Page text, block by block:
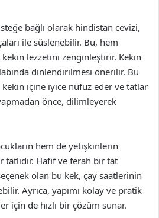
bağlı olarak hindistan cevizi,
ile süslenebilir. Bu, hem
lezzetini zenginleştirir. Kekin
dinlendirilmesi önerilir. Bu
içine iyice nüfuz eder ve tatlar
önce, dilimleyerek
hem de yetişkinlerin
tatlıdır. Hafif ve ferah bir tat
olan bu kek, çay saatlerinin
Ayrıca, yapımı kolay ve pratik
için de hızlı bir çözüm sunar.